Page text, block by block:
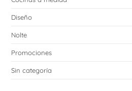
Diseño
Nolte
Promociones
Sin categoría